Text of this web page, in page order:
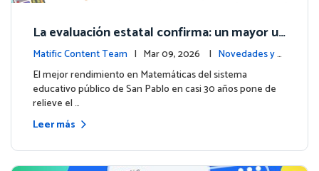
La evaluación estatal confirma: un mayor us
o de Matific se asocia con mejores resultad
os en matemáticas
Matific Content Team | Mar 09, 2026 | Novedades y e
ventos
El mejor rendimiento en Matemáticas del sistema
educativo público de San Pablo en casi 30 años pone de
relieve el …
Leer más